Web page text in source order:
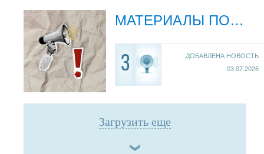
МАТЕРИАЛЫ ПО ПРОФИЛАКТИКЕ ПОЖАРОВ И ДЕТСКОГО ТРАВМАТИЗМА
3
ДОБАВЛЕНА НОВОСТЬ
03.07.2026
Загрузить еще